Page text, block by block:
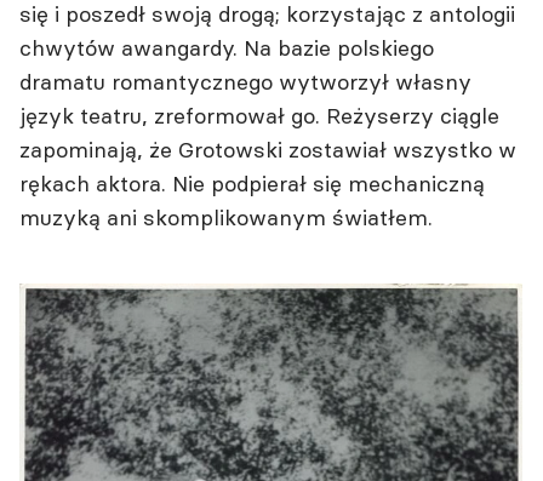
się i poszedł swoją drogą; korzystając z antologii
chwytów awangardy. Na bazie polskiego
dramatu romantycznego wytworzył własny
język teatru, zreformował go. Reżyserzy ciągle
zapominają, że Grotowski zostawiał wszystko w
rękach aktora. Nie podpierał się mechaniczną
muzyką ani skomplikowanym światłem.